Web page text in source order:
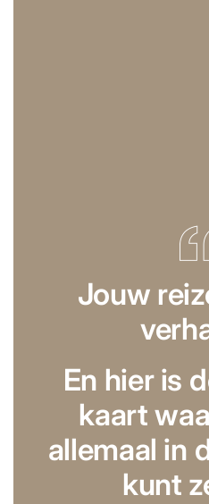
Jouw
En hier is
kaart
allemaal in
kunt